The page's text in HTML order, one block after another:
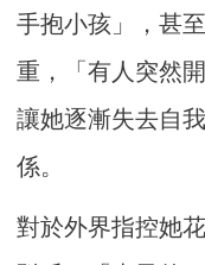
手抱小孩」，甚
重，「有人突然
讓她逐漸失去自
係。
對於外界指控她